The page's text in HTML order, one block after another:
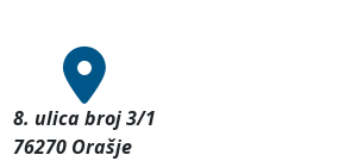
8. ulica broj 3/1
76270 Orašje